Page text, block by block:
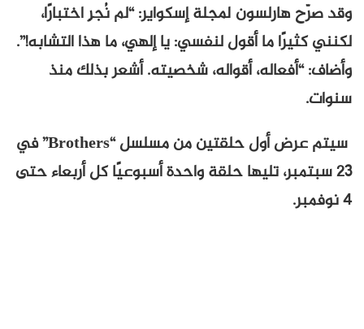
وقد صرّح هارلسون لمجلة إسكواير: “لم نُجرِ اختبارًا،
لكنني كثيرًا ما أقول لنفسي: يا إلهي، ما هذا التشابه!”.
وأضاف: “أفعاله، أقواله، شخصيته. أشعر بذلك منذ
سنوات.
سيتم عرض أول حلقتين من مسلسل “Brothers” في
٢٣ سبتمبر، تليها حلقة واحدة أسبوعيًا كل أربعاء حتى
٤ نوفمبر.